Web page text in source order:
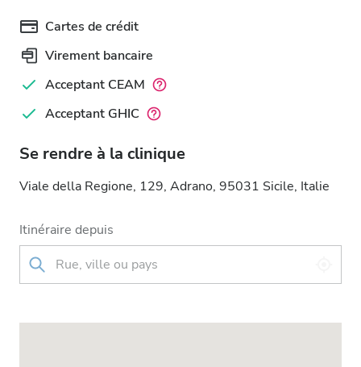
Cartes de crédit
Virement bancaire
Acceptant CEAM
Acceptant GHIC
Se rendre à la clinique
Viale della Regione, 129, Adrano, 95031 Sicile, Italie
Itinéraire depuis